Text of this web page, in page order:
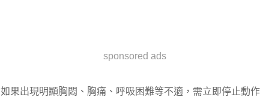
sponsored ads
如果出現明顯胸悶、胸痛、呼吸困難等不適，需立即停止動作